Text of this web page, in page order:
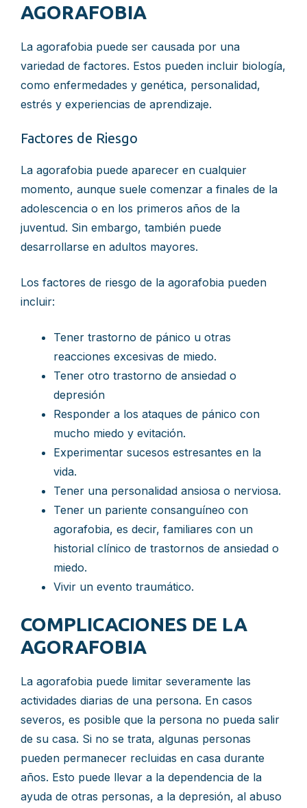
AGORAFOBIA
La agorafobia puede ser causada por una
variedad de factores. Estos pueden incluir biología,
como enfermedades y genética, personalidad,
estrés y experiencias de aprendizaje.
Factores de Riesgo
La agorafobia puede aparecer en cualquier
momento, aunque suele comenzar a finales de la
adolescencia o en los primeros años de la
juventud. Sin embargo, también puede
desarrollarse en adultos mayores.
Los factores de riesgo de la agorafobia pueden
incluir:
Tener trastorno de pánico u otras
reacciones excesivas de miedo.
Tener otro trastorno de ansiedad o
depresión
Responder a los ataques de pánico con
mucho miedo y evitación.
Experimentar sucesos estresantes en la
vida.
Tener una personalidad ansiosa o nerviosa.
Tener un pariente consanguíneo con
agorafobia, es decir, familiares con un
historial clínico de trastornos de ansiedad o
miedo.
Vivir un evento traumático.
COMPLICACIONES DE LA
AGORAFOBIA
La agorafobia puede limitar severamente las
actividades diarias de una persona. En casos
severos, es posible que la persona no pueda salir
de su casa. Si no se trata, algunas personas
pueden permanecer recluidas en casa durante
años. Esto puede llevar a la dependencia de la
ayuda de otras personas, a la depresión, al abuso